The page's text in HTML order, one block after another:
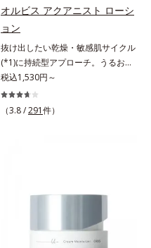
イ酸、ジメチコン配合＝汗や水、皮
脂をはじき、メイクくずれを防ぐ成
分*2 オリーブ葉エキス、ゴレンシ
葉エキス、加水分解ヒアルロン酸、
異性化糖配合＝保湿成分【ご使用方
法】2層タイプなので、必ず容器を
よく振ってからお使いください。メ
イクの仕上げに、顔から20cm程度
オルビス アクアニスト ローシ
ョン
抜け出したい乾燥・敏感肌サイクル
(*1)に持続型アプローチ。うるおい
を追求した敏感肌用保湿スキンケア
(*2)。うるおいを逃し、刺激を受け
やすい角層の“乾燥敏感スランプ
る持続型トリプルアミノ酸(*4)を配
異物として排出されにくく、肌にと
どまってうるおいを蓄えてくれま
税込1,530円～
（3.8 /291件）